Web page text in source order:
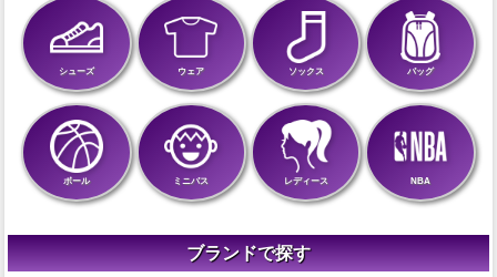
シューズ ウェア ソックス バッグ
ボール ミニバス レディース NBA
ブランドで探す